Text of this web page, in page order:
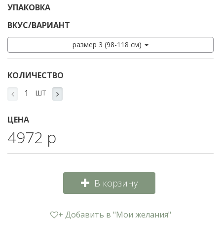
УПАКОВКА
ВКУС/ВАРИАНТ
размер 3 (98-118 см)
КОЛИЧЕСТВО
ШТ
ЦЕНА
4972 р
В корзину
+ Добавить в "Мои желания"